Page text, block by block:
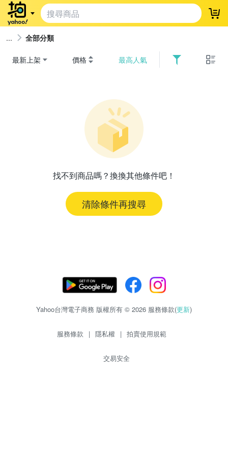
登
全部分類
最新上架 價格 最高人氣
找不到商品嗎？換換其他條件吧！
清除條件再搜尋
Yahoo台灣電子商務 版權所有 © 2026 服務條款(更新)
服務條款 | 隱私權 | 拍賣使用規範
交易安全